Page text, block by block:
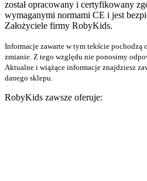
został opracowany i certyfikowany
wymaganymi normami CE i jest
Założyciele firmy RobyKids.
Informacje zawarte w tym tekście pochodzą
zmianie. Z tego względu nie ponosimy
Aktualne i wiążące informacje znajdziesz
danego sklepu.
RobyKids zawsze oferuje: